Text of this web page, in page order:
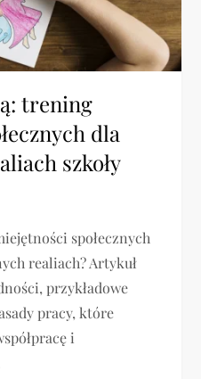
trening
dla
szkoły
społecznych
realiach? Artykuł
przykładowe
pracy, które
i